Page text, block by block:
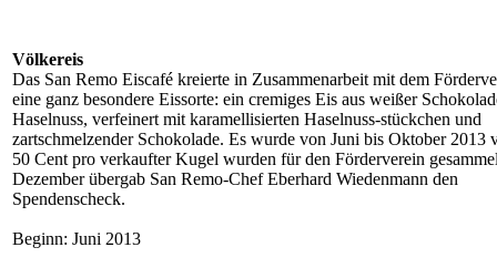
Völkereis
Das San Remo Eiscafé kreierte in Zusammenarbeit mit dem
eine ganz besondere Eissorte: ein cremiges Eis aus weißer
Haselnuss, verfeinert mit karamellisierten Haselnuss-stückchen und
zartschmelzender Schokolade. Es wurde von Juni bis Oktober 2013
50 Cent pro verkaufter Kugel wurden für den Förderverein
Dezember übergab San Remo-Chef Eberhard Wiedenmann den
Spendenscheck.
Beginn: Juni 2013